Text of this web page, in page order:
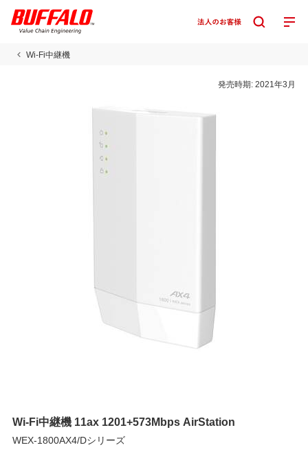
Wi-Fi中継機
発売時期:2021年3月
Wi-Fi中継機 11ax 1201+573Mbps AirStation
WEX-1800AX4/Dシリーズ